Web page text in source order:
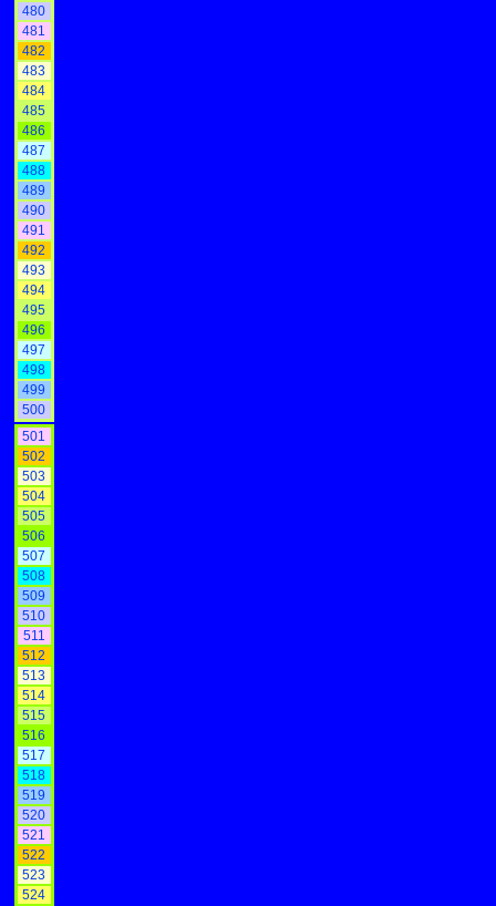
480
481
482
483
484
485
486
487
488
489
490
491
492
493
494
495
496
497
498
499
500
501
502
503
504
505
506
507
508
509
510
511
512
513
514
515
516
517
518
519
520
521
522
523
524